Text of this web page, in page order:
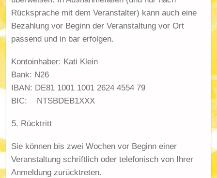
Rücksprache mit dem Veranstalter) kann auch eine
Bezahlung vor Beginn der Veranstaltung vor Ort
passend und in bar erfolgen.
Kontoinhaber: Kati Klein
Bank: N26
IBAN: DE81 1001 1001 2624 4554 79
BIC: NTSBDEB1XXX
Rücktritt
Sie können bis zwei Wochen vor Beginn einer
Veranstaltung schriftlich oder telefonisch von Ihrer
Anmeldung zurücktreten.